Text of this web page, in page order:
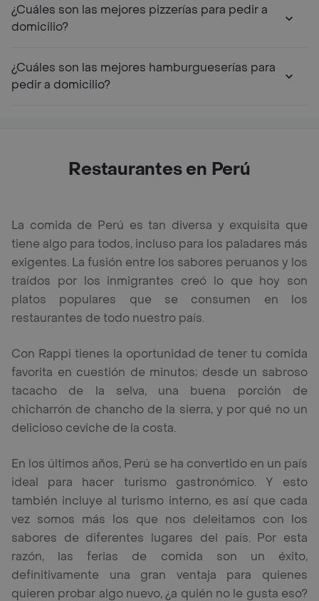
¿Cuáles son las mejores pizzerías para pedir a
domicilio?
¿Cuáles son las mejores hamburgueserías para
pedir a domicilio?
Restaurantes en Perú
La comida de Perú es tan diversa y exquisita que
tiene algo para todos, incluso para los paladares más
exigentes. La fusión entre los sabores peruanos y los
traídos por los inmigrantes creó lo que hoy son
platos populares que se consumen en los
restaurantes de todo nuestro país.
Con Rappi tienes la oportunidad de tener tu comida
favorita en cuestión de minutos; desde un sabroso
tacacho de la selva, una buena porción de
chicharrón de chancho de la sierra, y por qué no un
delicioso ceviche de la costa.
En los últimos años, Perú se ha convertido en un país
ideal para hacer turismo gastronómico. Y esto
también incluye al turismo interno, es así que cada
vez somos más los que nos deleitamos con los
sabores de diferentes lugares del país. Por esta
razón, las ferias de comida son un éxito,
definitivamente una gran ventaja para quienes
quieren probar algo nuevo, ¿a quién no le gusta eso?